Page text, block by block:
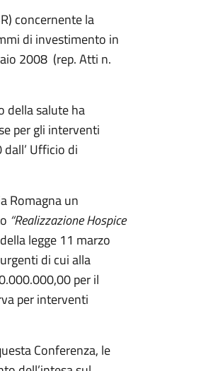
concernente la
di investimento in
2008 (rep. Atti n.
della salute ha
per gli interventi
Ufficio di
Romagna un
“Realizzazione Hospice
legge 11 marzo
di cui alla
per il
per interventi
Conferenza, le